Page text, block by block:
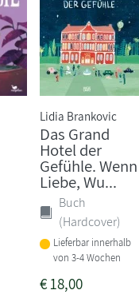
Lidia Brankovic
Das Grand
Hotel der
Gefühle. Wenn
Liebe, Wu...
Buch
(Hardcover)
Lieferbar innerhalb
von 3-4 Wochen
€18,00